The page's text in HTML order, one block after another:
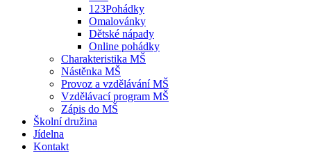
123Pohádky
Omalovánky
Dětské nápady
Online pohádky
Charakteristika MŠ
Nástěnka MŠ
Provoz a vzdělávání MŠ
Vzdělávací program MŠ
Zápis do MŠ
Školní družina
Jídelna
Kontakt